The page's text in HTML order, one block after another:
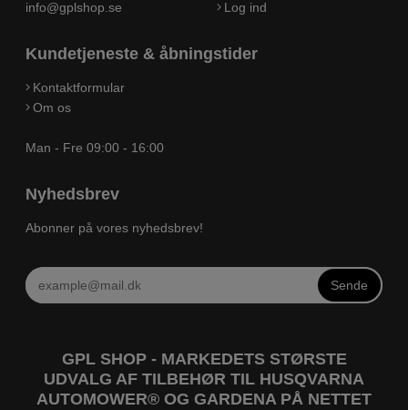
info@gplshop.se
Log ind
Kundetjeneste & åbningstider
Kontaktformular
Om os
Man - Fre 09:00 - 16:00
Nyhedsbrev
Abonner på vores nyhedsbrev!
Sende
GPL SHOP - MARKEDETS STØRSTE
UDVALG AF TILBEHØR TIL HUSQVARNA
AUTOMOWER® OG GARDENA PÅ NETTET